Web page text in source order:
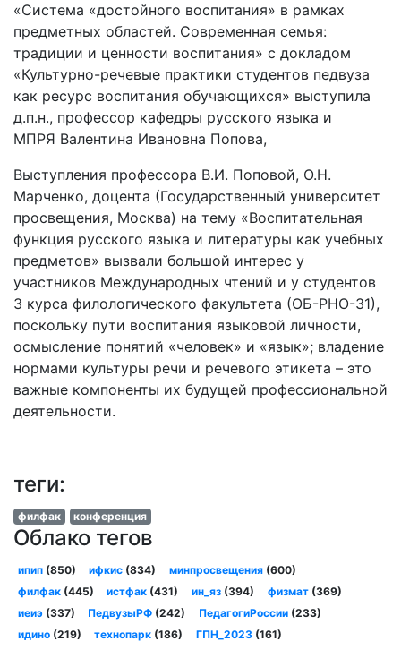
«Система «достойного воспитания» в рамках
предметных областей. Современная семья:
традиции и ценности воспитания» с докладом
«Культурно-речевые практики студентов педвуза
как ресурс воспитания обучающихся» выступила
д.п.н., профессор кафедры русского языка и
МПРЯ Валентина Ивановна Попова,
Выступления профессора В.И. Поповой, О.Н.
Марченко, доцента (Государственный университет
просвещения, Москва) на тему «Воспитательная
функция русского языка и литературы как учебных
предметов» вызвали большой интерес у
участников Международных чтений и у студентов
3 курса филологического факультета (ОБ-РНО-31),
поскольку пути воспитания языковой личности,
осмысление понятий «человек» и «язык»; владение
нормами культуры речи и речевого этикета – это
важные компоненты их будущей профессиональной
деятельности.
теги:
филфак конференция
Облако тегов
ипип(850) ифкис (834) минпросвещения(600)
филфак(445) истфак (431) ин_яз(394) физмат(369)
иеиэ(337) ПедвузыРФ (242) ПедагогиРоссии(233)
идино(219) технопарк (186) ГПН_2023(161)